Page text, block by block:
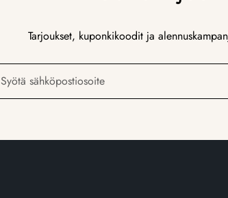
Tarjoukset, kuponkikoodit ja
Syötä sähköpostiosoite